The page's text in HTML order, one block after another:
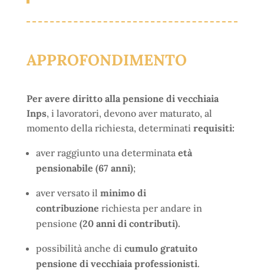
APPROFONDIMENTO
Per avere diritto alla pensione di vecchiaia
Inps, i lavoratori, devono aver maturato, al
momento della richiesta, determinati requisiti:
aver raggiunto una determinata età
pensionabile (67 anni);
aver versato il minimo di
contribuzione richiesta per andare in
pensione (20 anni di contributi).
possibilità anche di cumulo gratuito
pensione di vecchiaia professionisti.